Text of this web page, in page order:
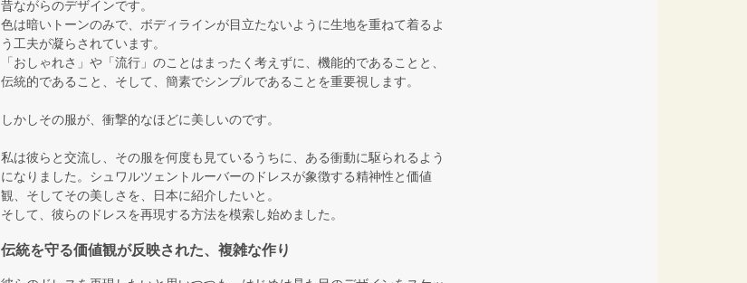
昔ながらのデザインです。
色は暗いトーンのみで、ボディラインが目立たないように生地を重ねて着るよ
う工夫が凝らされています。
「おしゃれさ」や「流行」のことはまったく考えずに、機能的であることと、
伝統的であること、そして、簡素でシンプルであることを重要視します。
しかしその服が、衝撃的なほどに美しいのです。
私は彼らと交流し、その服を何度も見ているうちに、ある衝動に駆られるよう
になりました。シュワルツェントルーバーのドレスが象徴する精神性と価値
観、そしてその美しさを、日本に紹介したいと。
そして、彼らのドレスを再現する方法を模索し始めました。
伝統を守る価値観が反映された、複雑な作り